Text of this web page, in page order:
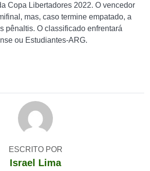
Copa Libertadores 2022. O vencedor
mas, caso termine empatado, a
pênaltis. O classificado enfrentará
ou Estudiantes-ARG.
ESCRITO POR
Israel Lima